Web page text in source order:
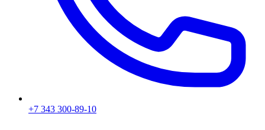
+7 343 300-89-10